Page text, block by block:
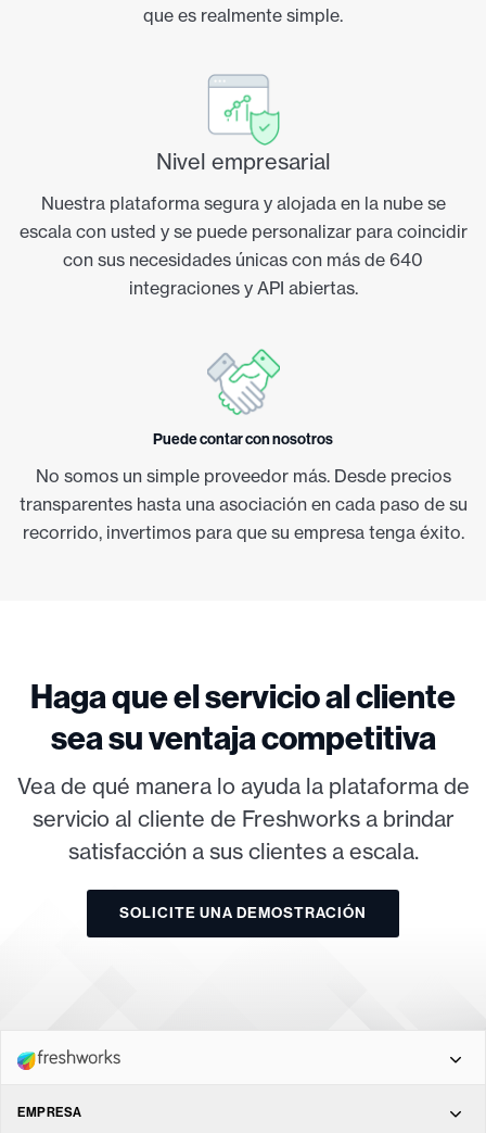
que es realmente simple.
Nivel empresarial
Nuestra plataforma segura y alojada en la nube se
escala con usted y se puede personalizar para coincidir
con sus necesidades únicas con más de 640
integraciones y API abiertas.
Puede contar con nosotros
No somos un simple proveedor más. Desde precios
transparentes hasta una asociación en cada paso de su
recorrido, invertimos para que su empresa tenga éxito.
Haga que el servicio al cliente
sea su ventaja competitiva
Vea de qué manera lo ayuda la plataforma de
servicio al cliente de Freshworks a brindar
satisfacción a sus clientes a escala.
SOLICITE UNA DEMOSTRACIÓN
Freshdesk Omni
EMPRESA